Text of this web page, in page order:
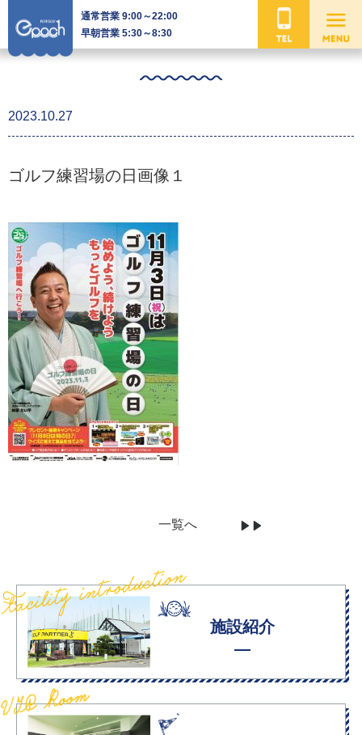
通常営業 9:00～22:00
早朝営業 5:30～8:30
2023.10.27
ゴルフ練習場の日画像１
一覧へ
施設紹介